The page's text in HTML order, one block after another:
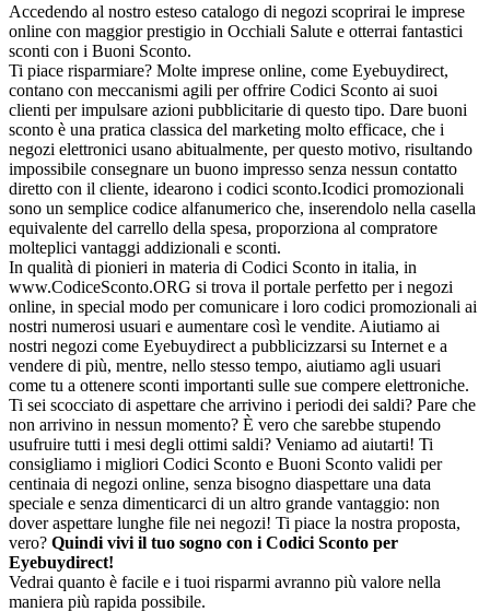
Accedendo al nostro esteso catalogo di negozi scoprirai le imprese
online con maggior prestigio in Occhiali Salute e otterrai fantastici
sconti con i Buoni Sconto.
Ti piace risparmiare? Molte imprese online, come Eyebuydirect,
contano con meccanismi agili per offrire Codici Sconto ai suoi
clienti per impulsare azioni pubblicitarie di questo tipo. Dare buoni
sconto è una pratica classica del marketing molto efficace, che i
negozi elettronici usano abitualmente, per questo motivo, risultando
impossibile consegnare un buono impresso senza nessun contatto
diretto con il cliente, idearono i codici sconto.Icodici promozionali
sono un semplice codice alfanumerico che, inserendolo nella casella
equivalente del carrello della spesa, proporziona al compratore
molteplici vantaggi addizionali e sconti.
In qualità di pionieri in materia di Codici Sconto in italia, in
www.CodiceSconto.ORG si trova il portale perfetto per i negozi
online, in special modo per comunicare i loro codici promozionali ai
nostri numerosi usuari e aumentare così le vendite. Aiutiamo ai
nostri negozi come Eyebuydirect a pubblicizzarsi su Internet e a
vendere di più, mentre, nello stesso tempo, aiutiamo agli usuari
come tu a ottenere sconti importanti sulle sue compere elettroniche.
Ti sei scocciato di aspettare che arrivino i periodi dei saldi? Pare che
non arrivino in nessun momento? È vero che sarebbe stupendo
usufruire tutti i mesi degli ottimi saldi? Veniamo ad aiutarti! Ti
consigliamo i migliori Codici Sconto e Buoni Sconto validi per
centinaia di negozi online, senza bisogno diaspettare una data
speciale e senza dimenticarci di un altro grande vantaggio: non
dover aspettare lunghe file nei negozi! Ti piace la nostra proposta,
vero? Quindi vivi il tuo sogno con i Codici Sconto per
Eyebuydirect!
Vedrai quanto è facile e i tuoi risparmi avranno più valore nella
maniera più rapida possibile.